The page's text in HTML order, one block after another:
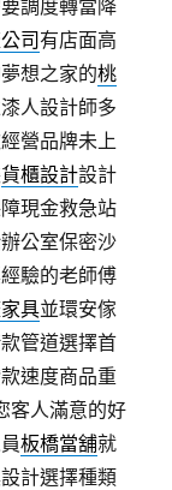
調度轉當降
司 有店面高
想之家的桃
人設計師多
營品牌未上
貨櫃設計設計
現金救急站
公室保密沙
驗的老師傅
具並環安傢
管道選擇首
速度商品重
客人滿意的好
板橋當舖就
計選擇種類